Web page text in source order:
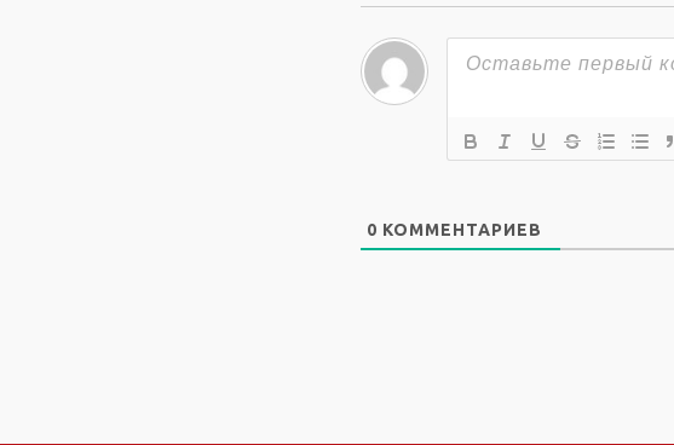
0 КОММЕНТАРИЕВ